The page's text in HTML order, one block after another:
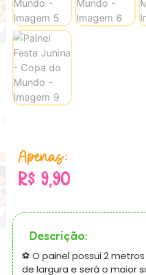
Apenas:
R$ 9,90
Descrição:
⚽️ O painel possui 2
de largura e será o maior